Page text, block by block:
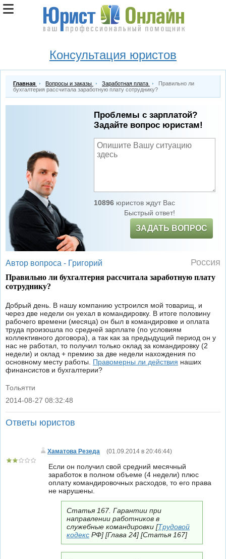
Консультация юристов
Главная Вопросы и заказы Заработная плата
Правильно ли
бухгалтерия рассчитала заработную плату сотруднику?
Проблемы с зарплатой?
Задайте вопрос юристам!
10896юристов ждут Вас
Быстрый ответ!
ЗАДАТЬ ВОПРОС
Автор вопроса - Григорий Россия
Правильно ли бухгалтерия рассчитала заработную плату
сотруднику?
Добрый день. В нашу компанию устроился мой товарищ, и
через две недели он уехал в командировку. В итоге половину
рабочего времени (месяца) он был в командировке и оплата
труда произошла по средней зарплате (по условиям
коллективного договора), а так как за предыдущий период он у
нас не работал, то получил только оклад за командировку (2
недели) и оклад + премию за две недели нахождения по
основному месту работы. Правомерны ли действия наших
финансистов и бухгалтерии?
Тольятти
|
2014-08-27 08:32:48
Ответы юристов
Хаматова Резеда (01.09.2014 в 20:46:44)
Если он получил свой средний месячный
заработок в полном объеме (4 недели) плюс
оплату командировочных расходов, то его права
не нарушены.
Статья 167. Гарантии при
направлении работников в
служебные командировки [Трудовой
кодекс РФ] [Глава 24] [Статья 167]